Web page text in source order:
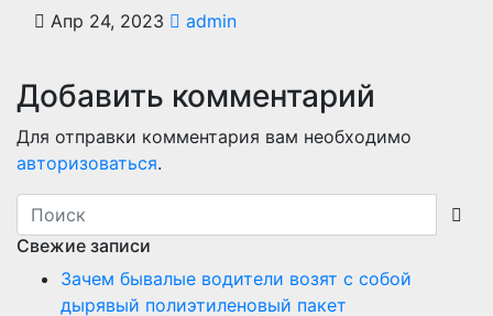
Апр 24, 2023 admin
Добавить комментарий
Для отправки комментария вам необходимо
авторизоваться.
Свежие записи
Зачем бывалые водители возят с собой
дырявый полиэтиленовый пакет